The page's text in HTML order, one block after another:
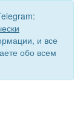
и все
обо всем